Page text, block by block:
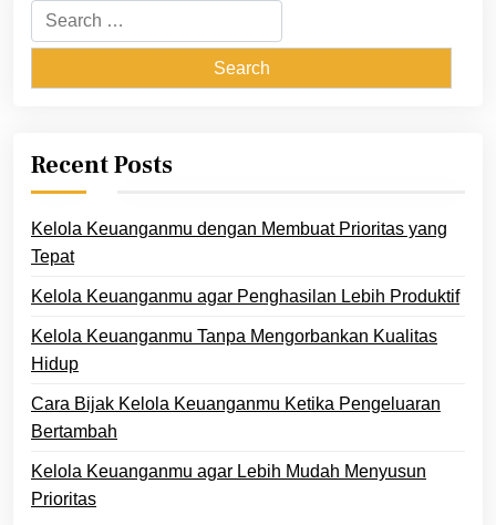
Search
for:
Recent Posts
Kelola Keuanganmu dengan Membuat Prioritas yang
Tepat
Kelola Keuanganmu agar Penghasilan Lebih Produktif
Kelola Keuanganmu Tanpa Mengorbankan Kualitas
Hidup
Cara Bijak Kelola Keuanganmu Ketika Pengeluaran
Bertambah
Kelola Keuanganmu agar Lebih Mudah Menyusun
Prioritas